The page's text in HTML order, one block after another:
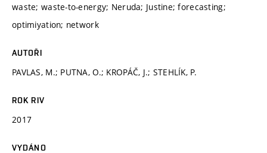
waste; waste-to-energy; Neruda; Justine; forecasting;
optimiyation; network
AUTOŘI
PAVLAS, M.; PUTNA, O.; KROPÁČ, J.; STEHLÍK, P.
ROK RIV
2017
VYDÁNO